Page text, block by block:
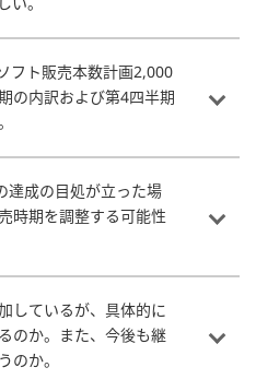
フト販売本数計画2,000
の内訳および第4四半期
達成の目処が立った場
時期を調整する可能性
しているが、具体的に
のか。また、今後も継
のか。